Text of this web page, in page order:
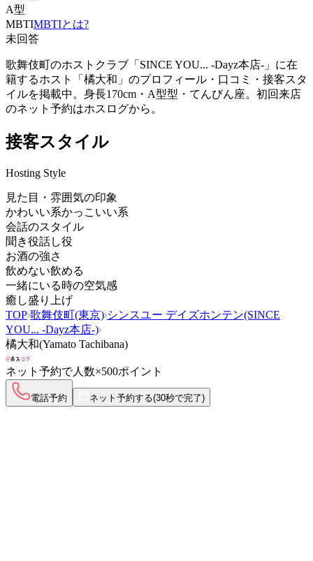
A型
MBTIMBTIとは?
未回答
歌舞伎町のホストクラブ「SINCE YOU... -Dayz本店-」に在
籍するホスト「橘大和」のプロフィール・口コミ・接客スタ
イルを掲載中。身長170cm・A型型・てんびん座。初回来店
のネット予約はホスログから。
接客スタイル
Hosting Style
見た目・雰囲気の印象
かわいい系かっこいい系
会話のスタイル
聞き役話し役
お酒の強さ
飲めない飲める
一緒にいる時の空気感
癒し盛り上げ
TOP 歌舞伎町(東京) シンスユー デイズホンテン(SINCE
YOU... -Dayz本店-)
橘大和(Yamato Tachibana)
ネット予約で人数×500ポイント
電話予約 ネット予約する(30秒で完了)